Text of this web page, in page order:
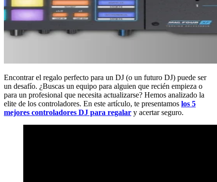
Encontrar el regalo perfecto para un DJ (o un futuro DJ) puede ser
un desafío. ¿Buscas un equipo para alguien que recién empieza o
para un profesional que necesita actualizarse? Hemos analizado la
elite de los controladores. En este artículo, te presentamos los 5
mejores controladores DJ para regalar y acertar seguro.